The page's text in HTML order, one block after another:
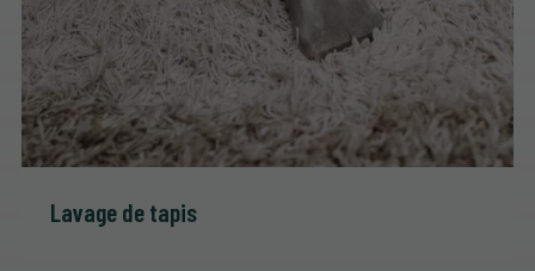
Lavage de tapis